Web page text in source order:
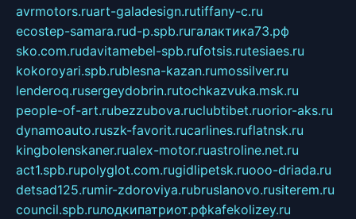
avrmotors.ruart-galadesign.rutiffany-c.ru
ecostep-samara.rud-p.spb.ruгалактика73.рф
sko.com.rudavitamebel-spb.rufotsis.rutesiaes.ru
kokoroyari.spb.rublesna-kazan.rumossilver.ru
lenderoq.rusergeydobrin.rutochkazvuka.msk.ru
people-of-art.rubezzubova.ruclubtibet.ruorior-aks.ru
dynamoauto.ruszk-favorit.rucarlines.ruflatnsk.ru
kingbolenskaner.rualex-motor.ruastroline.net.ru
act1.spb.rupolyglot.com.rugidlipetsk.ruooo-driada.ru
detsad125.rumir-zdoroviya.rubruslanovo.rusiterem.ru
council.spb.ruлодкипатриот.рфkafekolizey.ru